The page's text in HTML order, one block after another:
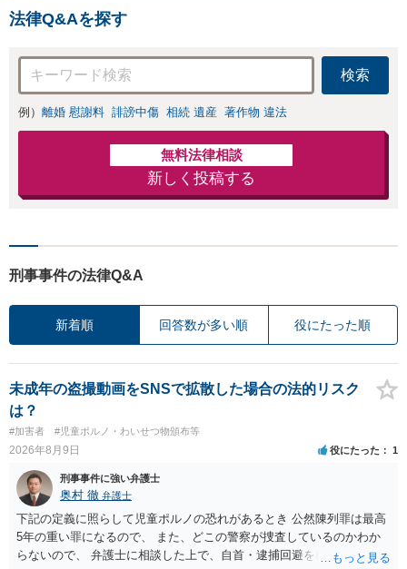
法律Q&Aを探す
検索
例） 離婚 慰謝料 誹謗中傷 相続 遺産 著作物 違法
無料法律相談
新しく投稿する
刑事事件の法律Q&A
新着順 回答数が多い順 役にたった順
未成年の盗撮動画をSNSで拡散した場合の法的リスク
は？
#加害者 #児童ポルノ・わいせつ物頒布等
2026年8月9日 役にたった 1
刑事事件に強い弁護士
奥村 徹 弁護士
下記の定義に照らして児童ポルノの恐れがあるとき 公然陳列罪は最高
5年の重い罪になるので、 また、どこの警察が捜査しているのかわか
らないので、 弁護士に相談した上で、自首・逮捕回避を検討して下さ